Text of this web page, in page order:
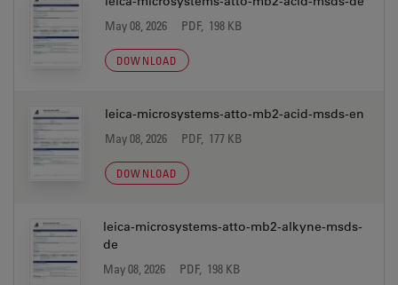
May 08, 2026 PDF, 198 KB
DOWNLOAD
leica-microsystems-atto-mb2-acid-msds-en
May 08, 2026 PDF, 177 KB
DOWNLOAD
leica-microsystems-atto-mb2-alkyne-msds-
de
May 08, 2026 PDF, 198 KB